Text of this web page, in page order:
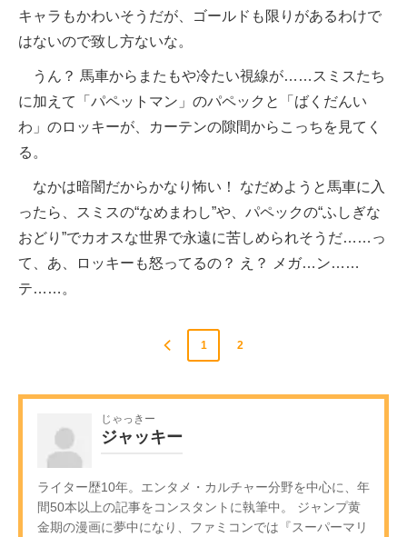
キャラもかわいそうだが、ゴールドも限りがあるわけで
はないので致し方ないな。
うん？ 馬車からまたもや冷たい視線が……スミスたち
に加えて「パペットマン」のパペックと「ばくだんい
わ」のロッキーが、カーテンの隙間からこっちを見てく
る。
なかは暗闇だからかなり怖い！ なだめようと馬車に入
ったら、スミスの“なめまわし”や、パペックの“ふしぎな
おどり”でカオスな世界で永遠に苦しめられそうだ……っ
て、あ、ロッキーも怒ってるの？ え？ メガ…ン……
テ……。
1 2
じゃっきー
ジャッキー
ライター歴10年。エンタメ・カルチャー分野を中心に、年
間50本以上の記事をコンスタントに執筆中。 ジャンプ黄
金期の漫画に夢中になり、ファミコンでは『スーパーマリ